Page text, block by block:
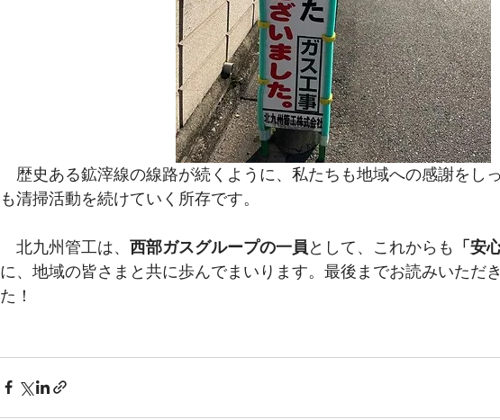
歴史ある鉱滓線の線路が続くように、私たちも地域への感謝をし
も清掃活動を続けていく所存です。
北九州管工は、 西部ガスグループの一員として、これからも 「安
に、地域の皆さまと共に歩んでまいります。最後までお読みいただ
た！